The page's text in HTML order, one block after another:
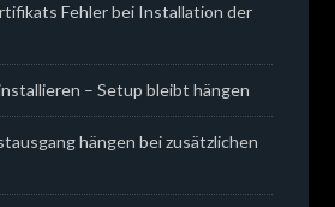
Fehler bei Installation der
– Setup bleibt hängen
hängen bei zusätzlichen